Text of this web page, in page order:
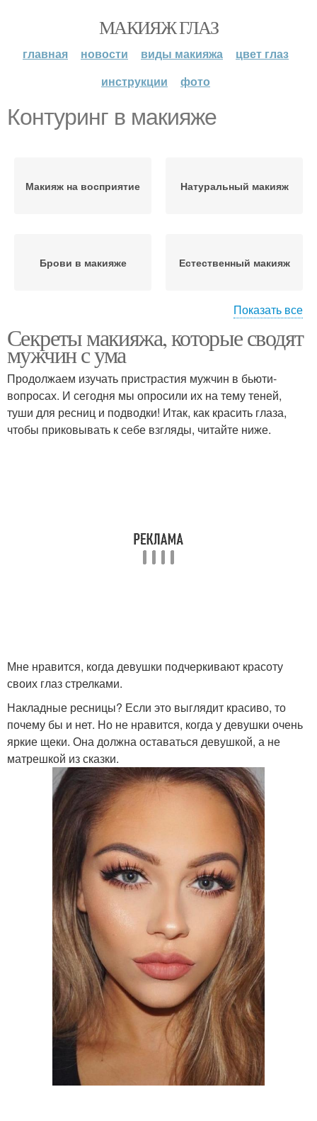
МАКИЯЖ ГЛАЗ
главная новости виды макияжа
цвет глаз
инструкции
фото
Контуринг в макияже
Макияж на восприятие Натуральный макияж
Брови в макияже Естественный макияж
Кукольный макияж Сдержанный макияж
вечерний макияж глаз макияж фото глаз
как сделать макияж глаз красивый макияж глаз
Бейкинг в макияже Макияж в технике
Дрейпинг в макияже Лица в макияже
Брейкинг в макияже Контуринг до и
Показать все
Секреты макияжа, которые сводят
мужчин с ума
Продолжаем изучать пристрастия мужчин в бьюти-
вопросах. И сегодня мы опросили их на тему теней,
туши для ресниц и подводки! Итак, как красить глаза,
чтобы приковывать к себе взгляды, читайте ниже.
Мне нравится, когда девушки подчеркивают красоту
своих глаз стрелками.
Накладные ресницы? Если это выглядит красиво, то
почему бы и нет. Но не нравится, когда у девушки очень
яркие щеки. Она должна оставаться девушкой, а не
матрешкой из сказки.